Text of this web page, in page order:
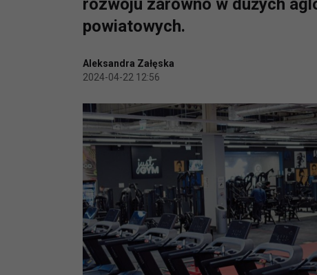
rozwoju zarówno w dużych
powiatowych.
Aleksandra Załęska
2024-04-22 12:56